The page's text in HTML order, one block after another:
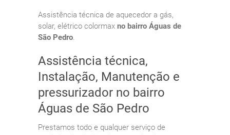
Assistência técnica de aquecedor a gás,
solar, elétrico colormax no bairro Águas de
São Pedro.
Assistência técnica,
Instalação, Manutenção e
pressurizador no bairro
Águas de São Pedro
Prestamos todo e qualquer serviço de